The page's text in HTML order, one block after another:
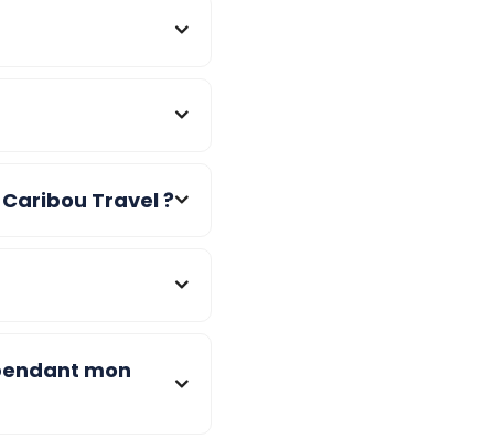
Travel ?
mon